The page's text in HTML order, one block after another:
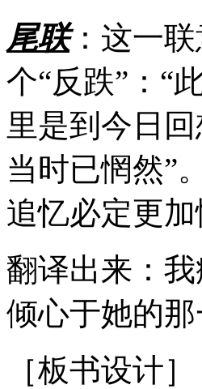
尾联：这一
个“反跌”：“
里是到今日
当时已惘然”
追忆必定更
翻译出来：
倾心于她的
［板书设计］